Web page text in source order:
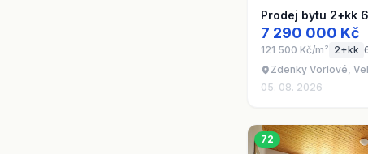
Prodej bytu 2+kk
7 290 000 Kč
121 500 Kč/m² 2+kk
Zdenky Vorlové,
05. 08. 2026
72